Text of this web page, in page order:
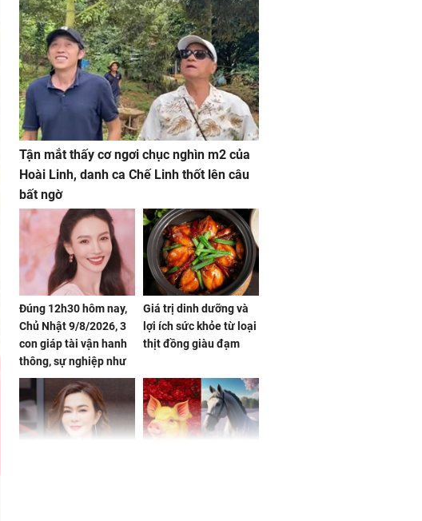
Tận mắt thấy cơ ngơi chục nghìn m2 của
Hoài Linh, danh ca Chế Linh thốt lên câu
bất ngờ
Đúng 12h30 hôm nay,
Chủ Nhật 9/8/2026, 3
con giáp tài vận hanh
thông, sự nghiệp như
'cá chép hóa Rồng', vét
cạn lộc lá trong thiên
hạ
Giá trị dinh dưỡng và
lợi ích sức khỏe từ loại
thịt đồng giàu đạm